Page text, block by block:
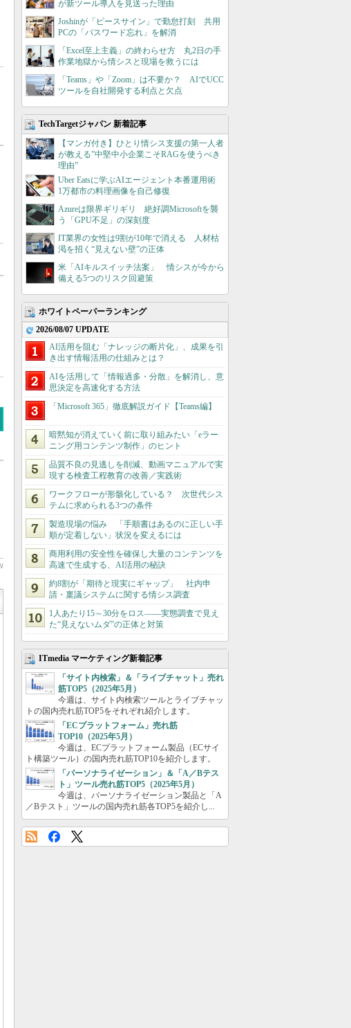
が新ツール導入を見送った理由
Joshinが「ピースサイン」で勤怠打刻 共用
PCの「パスワード忘れ」を解消
「Excel至上主義」の終わらせ方 丸2日の手
作業地獄から情シスと現場を救うには
「Teams」や「Zoom」は不要か？ AIでUCC
ツールを自社開発する利点と欠点
TechTargetジャパン 新着記事
【マンガ付き】ひとり情シス支援の第一人者
が教える”中堅中小企業こそRAGを使うべき
理由”
Uber Eatsに学ぶAIエージェント本番運用術
1万都市の料理画像を自己修復
Azureは限界ギリギリ 絶好調Microsoftを襲
う「GPU不足」の深刻度
IT業界の女性は9割が10年で消える 人材枯
渇を招く“見えない壁”の正体
米「AIキルスイッチ法案」 情シスが今から
備える5つのリスク回避策
ホワイトペーパーランキング
2026/08/07 UPDATE
AI活用を阻む「ナレッジの断片化」、成果を引
き出す情報活用の仕組みとは？
AIを活用して「情報過多・分散」を解消し、意
思決定を高速化する方法
「Microsoft 365」徹底解説ガイド【Teams編】
暗黙知が消えていく前に取り組みたい「eラー
ニング用コンテンツ制作」のヒント
品質不良の見逃しを削減、動画マニュアルで実
現する検査工程教育の改善／実践術
ワークフローが形骸化している？ 次世代シス
テムに求められる3つの条件
製造現場の悩み 「手順書はあるのに正しい手
順が定着しない」状況を変えるには
商用利用の安全性を確保し大量のコンテンツを
高速で生成する、AI活用の秘訣
約8割が「期待と現実にギャップ」 社内申
請・稟議システムに関する情シス調査
1人あたり15～30分をロス――実態調査で見え
た“見えないムダ”の正体と対策
ITmedia マーケティング新着記事
「サイト内検索」＆「ライブチャット」売れ
筋TOP5（2025年5月）
今週は、サイト内検索ツールとライブチャッ
トの国内売れ筋TOP5をそれぞれ紹介します。
「ECプラットフォーム」売れ筋
TOP10（2025年5月）
今週は、ECプラットフォーム製品（ECサイ
ト構築ツール）の国内売れ筋TOP10を紹介します。
「パーソナライゼーション」＆「A／Bテス
ト」ツール売れ筋TOP5（2025年5月）
今週は、パーソナライゼーション製品と「A
／Bテスト」ツールの国内売れ筋各TOP5を紹介し...